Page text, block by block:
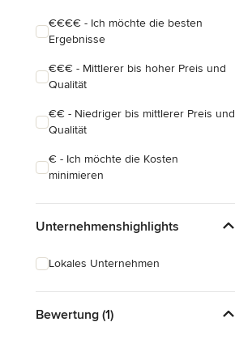
€€€€ - Ich möchte die besten
Ergebnisse
€€€ - Mittlerer bis hoher Preis und
Qualität
€€ - Niedriger bis mittlerer Preis und
Qualität
€ - Ich möchte die Kosten
minimieren
Unternehmenshighlights
Lokales Unternehmen
Bewertung (1)